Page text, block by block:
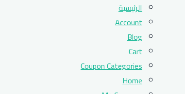
الرئيسية
Account
Blog
Cart
Coupon Categories
Home